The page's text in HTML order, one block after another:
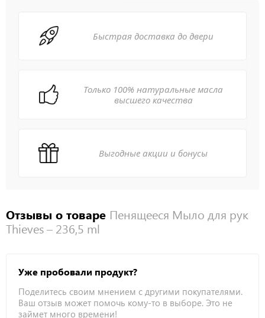
Быстрая доставка до двери
Только 100% натуральные масла
высшего качества
Выгодные акции и бонусы
Отзывы о товаре Пенящееся Мыло для рук
Thieves – 236,5 ml
Уже пробовали продукт?
Поделитесь своим мнением с другими покупателями.
Ваш отзыв может помочь кому-то в выборе. Это не
займет много времени!